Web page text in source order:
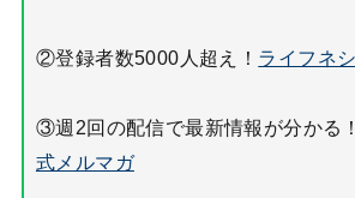
②登録者数5000人超え！ ライフネ
③週2回の配信で最新情報が分かる！
式メルマガ